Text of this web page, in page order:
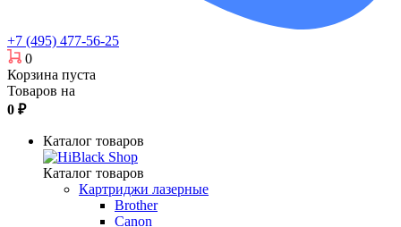
+7 (495) 477-56-25
0
Корзина пуста
Товаров на
0 ₽
Каталог товаров
Каталог товаров
Картриджи лазерные
Brother
Canon